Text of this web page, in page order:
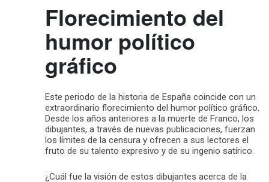
Florecimiento del
humor político
gráfico
Este periodo de la historia de España coincide con un
extraordinario florecimiento del humor político gráfico.
Desde los años anteriores a la muerte de Franco, los
dibujantes, a través de nuevas publicaciones, fuerzan
los límites de la censura y ofrecen a sus lectores el
fruto de su talento expresivo y de su ingenio satírico.
¿Cuál fue la visión de estos dibujantes acerca de la